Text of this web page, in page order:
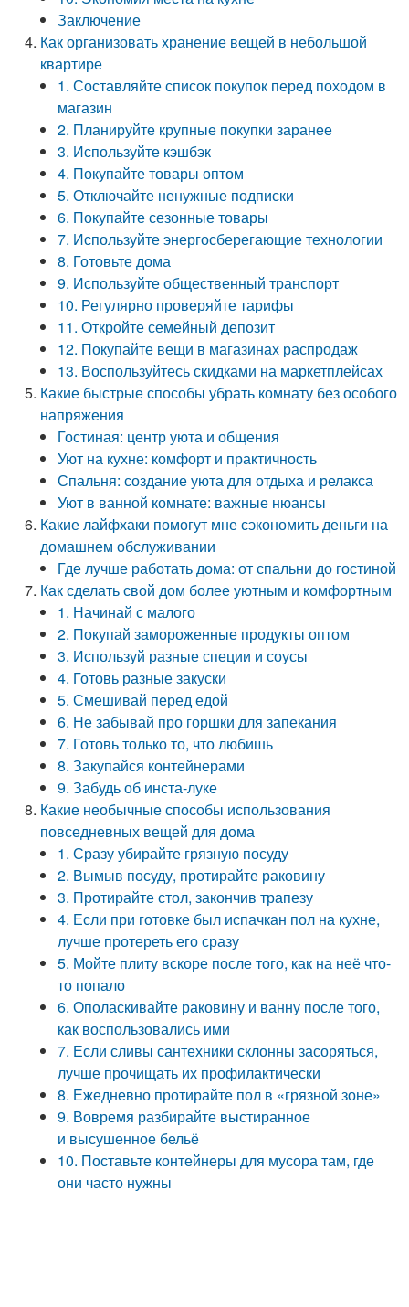
Заключение
Как организовать хранение вещей в небольшой
квартире
1. Составляйте список покупок перед походом в
магазин
2. Планируйте крупные покупки заранее
3. Используйте кэшбэк
4. Покупайте товары оптом
5. Отключайте ненужные подписки
6. Покупайте сезонные товары
7. Используйте энергосберегающие технологии
8. Готовьте дома
9. Используйте общественный транспорт
10. Регулярно проверяйте тарифы
11. Откройте семейный депозит
12. Покупайте вещи в магазинах распродаж
13. Воспользуйтесь скидками на маркетплейсах
Какие быстрые способы убрать комнату без особого
напряжения
Гостиная: центр уюта и общения
Уют на кухне: комфорт и практичность
Спальня: создание уюта для отдыха и релакса
Уют в ванной комнате: важные нюансы
Какие лайфхаки помогут мне сэкономить деньги на
домашнем обслуживании
Где лучше работать дома: от спальни до гостиной
Как сделать свой дом более уютным и комфортным
1. Начинай с малого
2. Покупай замороженные продукты оптом
3. Используй разные специи и соусы
4. Готовь разные закуски
5. Смешивай перед едой
6. Не забывай про горшки для запекания
7. Готовь только то, что любишь
8. Закупайся контейнерами
9. Забудь об инста-луке
Какие необычные способы использования
повседневных вещей для дома
1. Сразу убирайте грязную посуду
2. Вымыв посуду, протирайте раковину
3. Протирайте стол, закончив трапезу
4. Если при готовке был испачкан пол на кухне,
лучше протереть его сразу
5. Мойте плиту вскоре после того, как на неё что-
то попало
6. Ополаскивайте раковину и ванну после того,
как воспользовались ими
7. Если сливы сантехники склонны засоряться,
лучше прочищать их профилактически
8. Ежедневно протирайте пол в «грязной зоне»
9. Вовремя разбирайте выстиранное
и высушенное бельё
10. Поставьте контейнеры для мусора там, где
они часто нужны